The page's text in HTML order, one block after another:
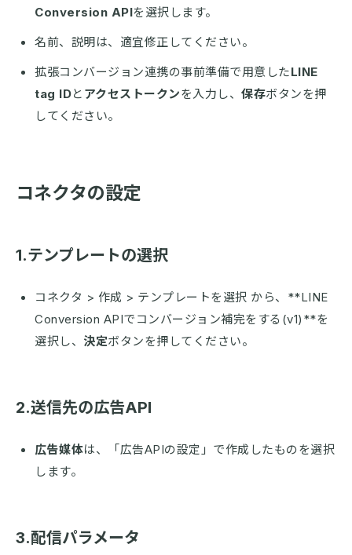
Conversion APIを選択します。
名前、説明は、適宜修正してください。
拡張コンバージョン連携の事前準備で用意したLINE
tag IDと アクセストークンを入力し、 保存ボタンを押
してください。
コネクタの設定
1.テンプレートの選択
コネクタ > 作成 > テンプレートを選択 から、**LINE
Conversion APIでコンバージョン補完をする(v1)**を
選択し、 決定ボタンを押してください。
2.送信先の広告API
広告媒体は、「広告APIの設定」で作成したものを選択
します。
3.配信パラメータ